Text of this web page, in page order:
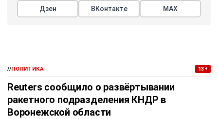
Дзен ВКонтакте МАХ
//ПОЛИТИКА 13+
Reuters сообщило о развёртывании
ракетного подразделения КНДР в
Воронежской области